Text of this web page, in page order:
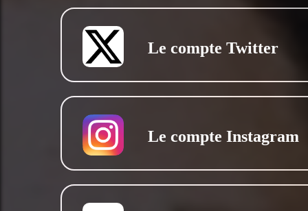
Le compte Twitter
Le compte Instagram